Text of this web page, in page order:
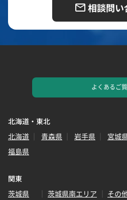
相談問い
よくあるご
北海道・東北
北海道
青森県 岩手県 宮城
福島県
関東
茨城県
茨城県南エリア
その